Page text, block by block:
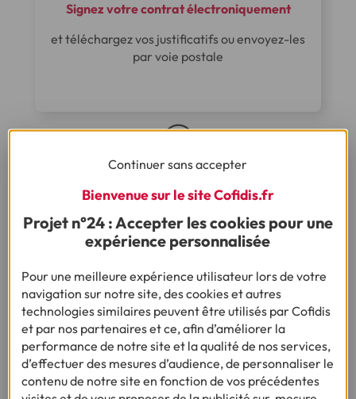
Signez votre contrat électroniquement
et téléchargez vos justificatifs ou envoyez-les
par voie postale
Et après ?
Nous étudions et, le cas échéant, nous
finançons votre dossier dans les meilleurs
délais conformément à la réglementation
Je fais une simulation
Continuer sans accepter
Bienvenue sur le site Cofidis.fr
Projet n°24 : Accepter les cookies pour une
expérience personnalisée
Pour une meilleure expérience utilisateur lors de votre
navigation sur notre site, des cookies et autres
technologies similaires peuvent être utilisés par Cofidis
et par nos partenaires et ce, afin d’améliorer la
performance de notre site et la qualité de nos services,
d’effectuer des mesures d’audience, de personnaliser le
contenu de notre site en fonction de vos précédentes